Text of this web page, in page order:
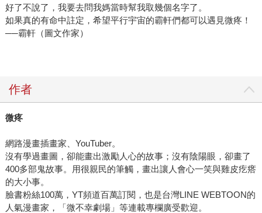
好了不說了，我要去問我媽當時幫我取幾個名字了。
如果真的有命中註定，希望平行宇宙的霸軒們都可以遇見微疼！
──霸軒（圖文作家）
作者
微疼
網路漫畫插畫家、YouTuber。
沒有學過畫圖，卻能畫出激勵人心的故事；沒有陰陽眼，卻畫了
400多部鬼故事。用很親民的筆觸，畫出讓人會心一笑與雞皮疙瘩
的大小事。
臉書粉絲100萬，YT頻道百萬訂閱，也是台灣LINE WEBTOON的
人氣漫畫家，「微不幸劇場」等連載專欄廣受歡迎。